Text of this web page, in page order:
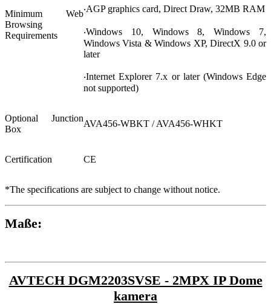
Minimum Web
Browsing
Requirements
‧AGP graphics card, Direct Draw, 32MB RAM
‧Windows 10, Windows 8, Windows 7,
Windows Vista & Windows XP, DirectX 9.0 or
later
‧Internet Explorer 7.x or later (Windows Edge
not supported)
Optional Junction
Box
AVA456-WBKT / AVA456-WHKT
Certification CE
*The specifications are subject to change without notice.
Maße:
AVTECH DGM2203SVSE - 2MPX IP Dome
kamera